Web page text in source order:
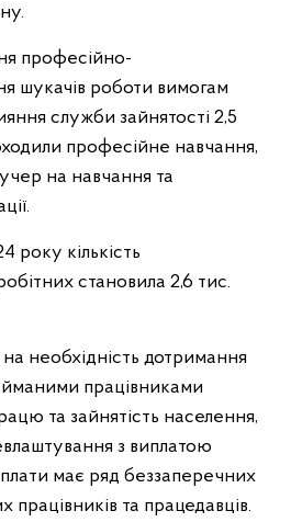
професійно-
шукачів роботи вимогам
служби зайнятості 2,5
професійне навчання,
на навчання та
року кількість
становила 2,6 тис.
необхідність дотримання
працівниками
та зайнятість населення,
з виплатою
плати має ряд беззаперечних
та працедавців.